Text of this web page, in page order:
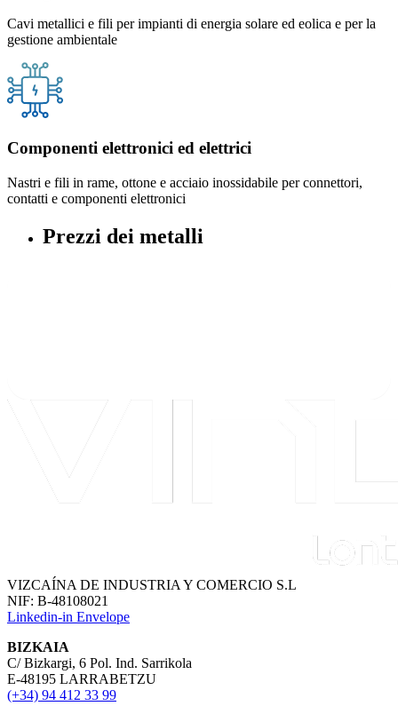
Cavi metallici e fili per impianti di energia solare ed eolica e per la
gestione ambientale
Componenti elettronici ed elettrici
Nastri e fili in rame, ottone e acciaio inossidabile per connettori,
contatti e componenti elettronici
Prezzi dei metalli
VIZCAÍNA DE INDUSTRIA Y COMERCIO S.L
NIF: B-48108021
Linkedin-in Envelope
BIZKAIA
C/ Bizkargi, 6 Pol. Ind. Sarrikola
E-48195 LARRABETZU
(+34) 94 412 33 99